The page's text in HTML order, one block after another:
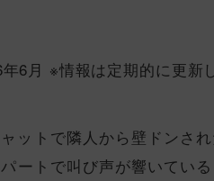
6月 ※情報は定期的に更新
ャットで隣人から壁ドンさ
ートで叫び声が響いて